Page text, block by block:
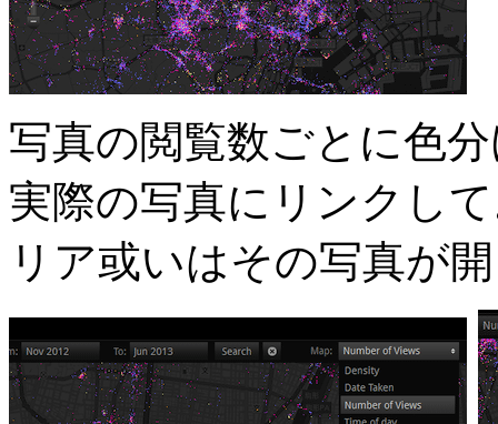
写真の閲覧数ごとに色
実際の写真にリンクし
リア或いはその写真が